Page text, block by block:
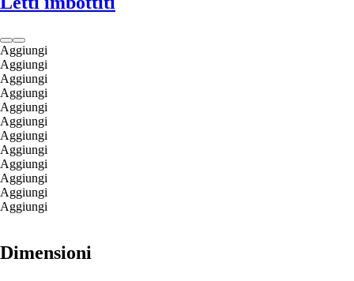
Aggiungi
Aggiungi
Aggiungi
Aggiungi
Aggiungi
Aggiungi
Aggiungi
Aggiungi
Aggiungi
Aggiungi
Aggiungi
Aggiungi
Dimensioni